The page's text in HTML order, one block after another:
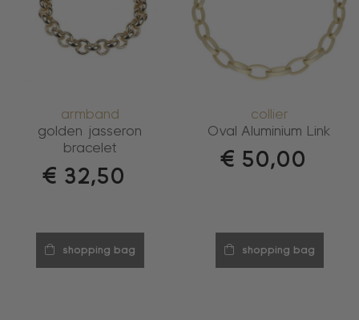
armband
golden jasseron
bracelet
€ 32,50
shopping bag
collier
Oval Aluminium Link
€ 50,00
shopping bag